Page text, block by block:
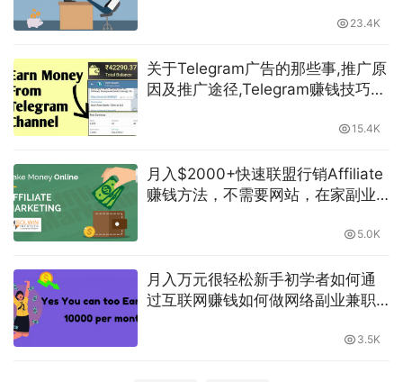
23.4K
关于Telegram广告的那些事,推广原
因及推广途径,Telegram赚钱技巧电
Telegram上投放广告技巧如何用电
电商-萌祥种树
15.4K
月入$2000+快速联盟行销Affiliate
赚钱方法，不需要网站，在家副业
5.0K
月入万元很轻松新手初学者如何通
过互联网赚钱如何做网络副业兼职
3.5K